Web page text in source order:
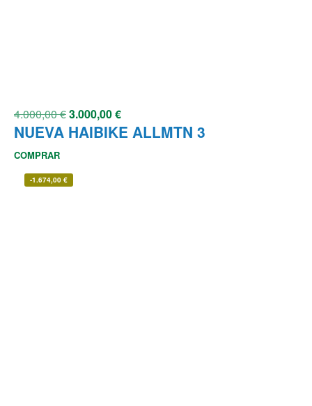
4.000,00€3.000,00€
NUEVA HAIBIKE ALLMTN 3
COMPRAR
-1.674,00 €